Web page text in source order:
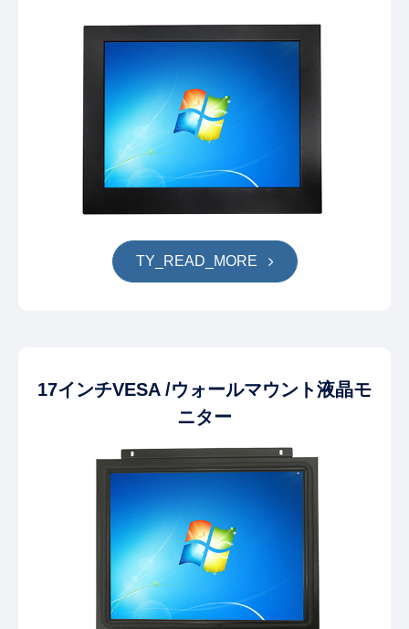
TY_READ_MORE
17インチVESA /ウォールマウント液晶モ
ニター